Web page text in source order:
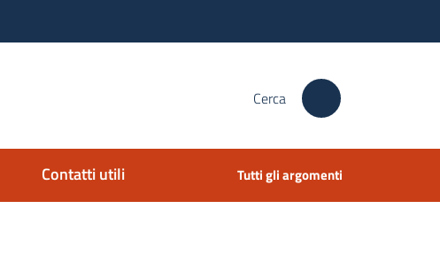
Cerca
Contatti utili Tutti gli argomenti